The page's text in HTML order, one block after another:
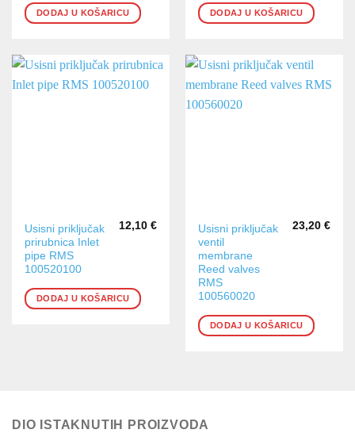
DODAJ U KOŠARICU DODAJ U KOŠARICU
Usisni priključak
prirubnica Inlet
pipe RMS
100520100
12,10 €
DODAJ U KOŠARICU
Usisni priključak
ventil
membrane
Reed valves
RMS
100560020
23,20 €
DODAJ U KOŠARICU
DIO ISTAKNUTIH PROIZVODA